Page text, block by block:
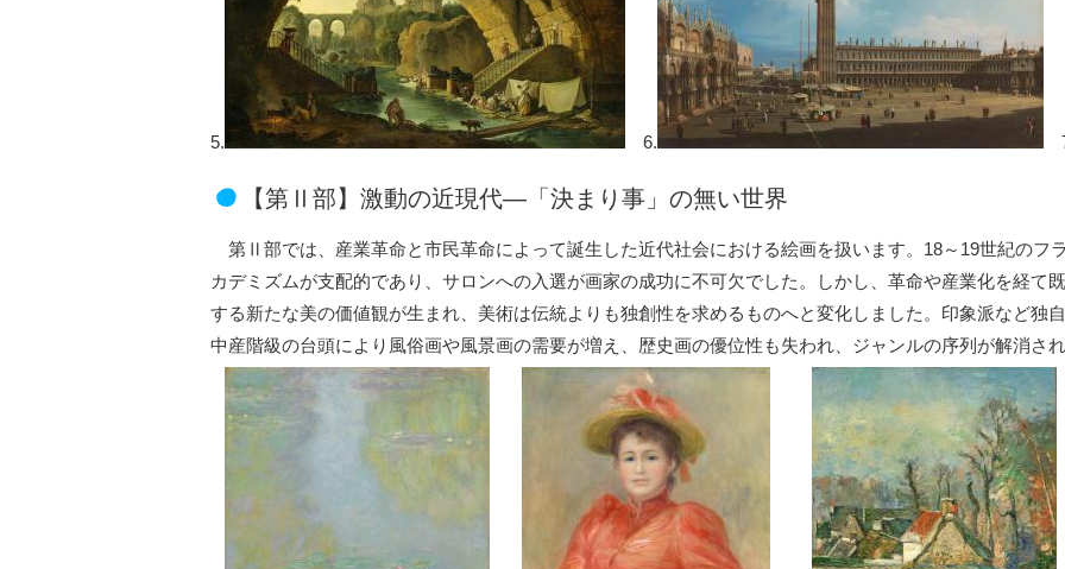
5. 6.
【第Ⅱ部】激動の近現代―「決まり事」の無い世界
第Ⅱ部では、産業革命と市民革命によって誕生した近代社会における絵画を扱います。18～19世紀のフ
カデミズムが支配的であり、サロンへの入選が画家の成功に不可欠でした。しかし、革命や産業化を経て
する新たな美の価値観が生まれ、美術は伝統よりも独創性を求めるものへと変化しました。印象派など独
中産階級の台頭により風俗画や風景画の需要が増え、歴史画の優位性も失われ、ジャンルの序列が解消され